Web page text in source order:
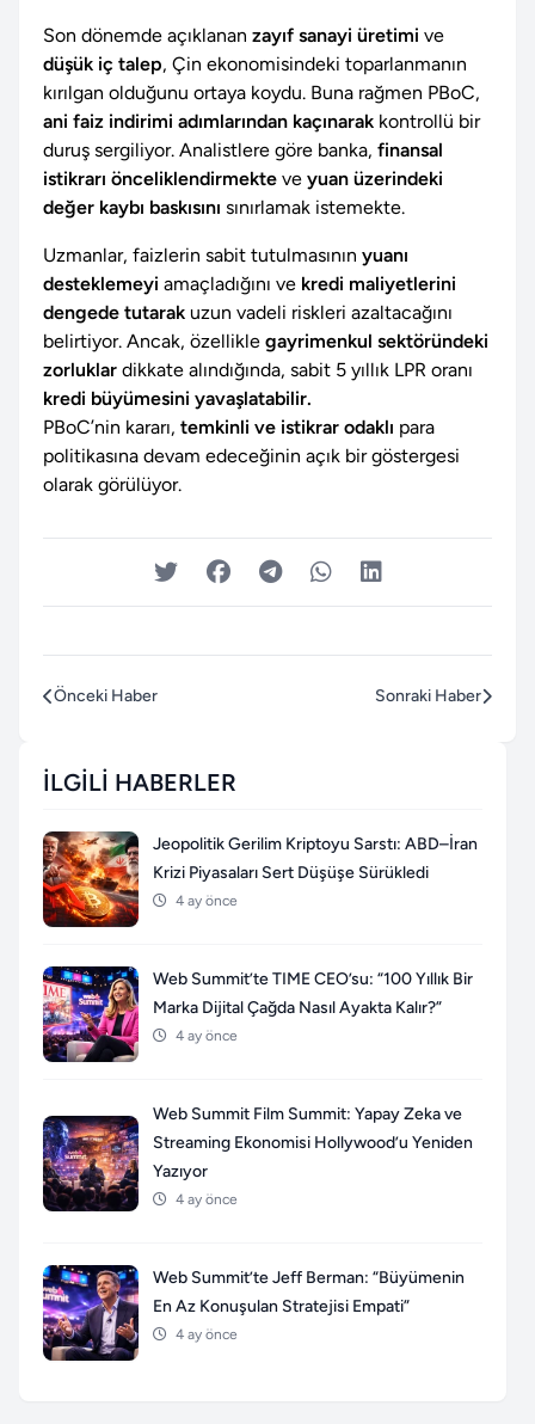
Son dönemde açıklanan zayıf sanayi üretimi ve
düşük iç talep, Çin ekonomisindeki toparlanmanın
kırılgan olduğunu ortaya koydu. Buna rağmen PBoC,
ani faiz indirimi adımlarından kaçınarak kontrollü bir
duruş sergiliyor. Analistlere göre banka, finansal
istikrarı önceliklendirmekte ve yuan üzerindeki
değer kaybı baskısını sınırlamak istemekte.
Uzmanlar, faizlerin sabit tutulmasının yuanı
desteklemeyi amaçladığını ve kredi maliyetlerini
dengede tutarak uzun vadeli riskleri azaltacağını
belirtiyor. Ancak, özellikle gayrimenkul sektöründeki
zorluklar dikkate alındığında, sabit 5 yıllık LPR oranı
kredi büyümesini yavaşlatabilir.
PBoC’nin kararı, temkinli ve istikrar odaklı para
politikasına devam edeceğinin açık bir göstergesi
olarak görülüyor.
Önceki Haber Sonraki Haber
İLGILI HABERLER
Jeopolitik Gerilim Kriptoyu Sarstı: ABD–İran
Krizi Piyasaları Sert Düşüşe Sürükledi
4 ay önce
Web Summit’te TIME CEO’su: “100 Yıllık Bir
Marka Dijital Çağda Nasıl Ayakta Kalır?”
4 ay önce
Web Summit Film Summit: Yapay Zeka ve
Streaming Ekonomisi Hollywood’u Yeniden
Yazıyor
4 ay önce
Web Summit’te Jeff Berman: “Büyümenin
En Az Konuşulan Stratejisi Empati”
4 ay önce